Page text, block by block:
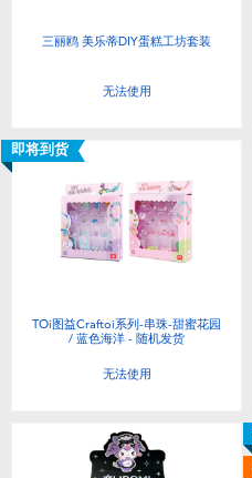
三丽鸥 美乐蒂DIY蛋糕工坊套装
无法使用
即将到货
TOi图益Craftoi系列-串珠-甜蜜花园
/ 蓝色海洋 - 随机发货
无法使用